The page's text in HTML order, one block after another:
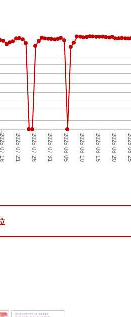
2025-07-16 2025-07-21 2025-07-26 2025-07-31 2025-08-05 2025-08-10 2025-08-15 2025-08-20